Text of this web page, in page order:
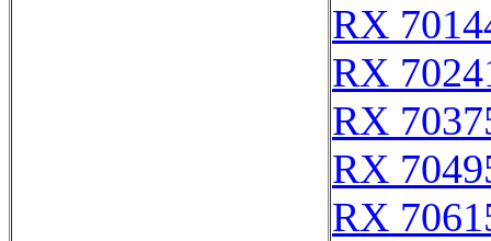
RX
RX
RX
RX
RX